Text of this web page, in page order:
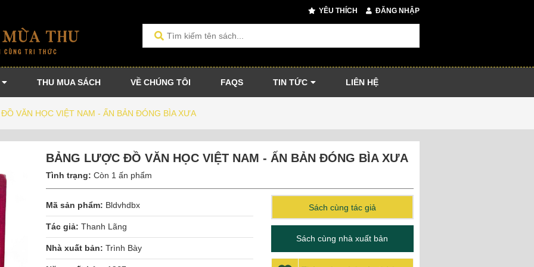
YÊU THÍCH ĐĂNG NHẬP
THU MUA SÁCH VỀ CHÚNG TÔI FAQS TIN TỨC LIÊN HỆ
VĂN HỌC VIỆT NAM - ẤN BẢN ĐÓNG BÌA XƯA
BẢNG LƯỢC ĐỒ VĂN HỌC VIỆT NAM - ẤN BẢN ĐÓNG BÌA XƯA
Tình trạng:Còn 1 ấn phẩm
Mã sản phẩm: Bldvhdbx
Tác giả: Thanh Lãng
Nhà xuất bản: Trình Bày
Sách cùng tác giả
Sách cùng nhà xuất bản